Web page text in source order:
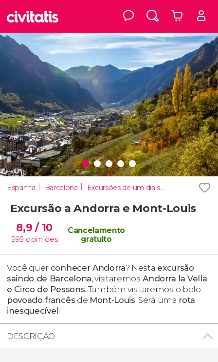
Espanha Barcelona Excursões de um dia saindo de Barcelona
Excursão a Andorra e Mont-Louis
8,9/ 10
595 opiniões
Cancelamento
gratuito
Você quer conhecer Andorra? Nesta excursão
saindo de Barcelona, visitaremos Andorra la Vella
e Circo de Pessons. Também visitaremos o belo
povoado francês de Mont-Louis. Será uma rota
inesquecível!
DESCRIÇÃO